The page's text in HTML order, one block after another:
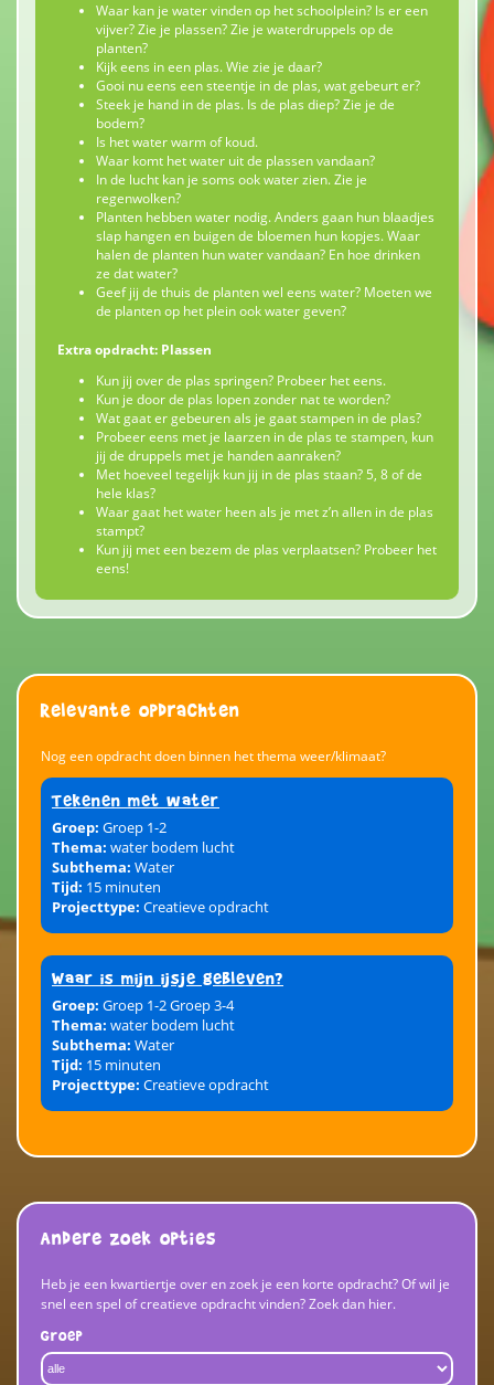
Waar kan je water vinden op het schoolplein? Is er een
vijver? Zie je plassen? Zie je waterdruppels op de
planten?
Kijk eens in een plas. Wie zie je daar?
Gooi nu eens een steentje in de plas, wat gebeurt er?
Steek je hand in de plas. Is de plas diep? Zie je de
bodem?
Is het water warm of koud.
Waar komt het water uit de plassen vandaan?
In de lucht kan je soms ook water zien. Zie je
regenwolken?
Planten hebben water nodig. Anders gaan hun blaadjes
slap hangen en buigen de bloemen hun kopjes. Waar
halen de planten hun water vandaan? En hoe drinken
ze dat water?
Geef jij de thuis de planten wel eens water? Moeten we
de planten op het plein ook water geven?
Extra opdracht: Plassen
Kun jij over de plas springen? Probeer het eens.
Kun je door de plas lopen zonder nat te worden?
Wat gaat er gebeuren als je gaat stampen in de plas?
Probeer eens met je laarzen in de plas te stampen, kun
jij de druppels met je handen aanraken?
Met hoeveel tegelijk kun jij in de plas staan? 5, 8 of de
hele klas?
Waar gaat het water heen als je met z’n allen in de plas
stampt?
Kun jij met een bezem de plas verplaatsen? Probeer het
eens!
Relevante opdrachten
Nog een opdracht doen binnen het thema weer/klimaat?
Tekenen met water
Groep: Groep 1-2
Thema: water bodem lucht
Subthema: Water
Tijd: 15 minuten
Projecttype: Creatieve opdracht
Waar is mijn ijsje gebleven?
Groep: Groep 1-2 Groep 3-4
Thema: water bodem lucht
Subthema: Water
Tijd: 15 minuten
Projecttype: Creatieve opdracht
Andere zoek opties
Heb je een kwartiertje over en zoek je een korte opdracht? Of wil je
snel een spel of creatieve opdracht vinden? Zoek dan hier.
Groep